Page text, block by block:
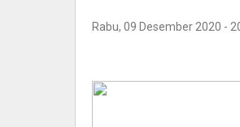
Rabu, 09 Desember 2020 -